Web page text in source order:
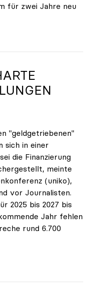
für zwei Jahre neu
"geldgetriebenen"
sich in einer
die Finanzierung
meinte
(uniko),
vor Journalisten.
2025 bis 2027 bis
Jahr fehlen
rund 6.700